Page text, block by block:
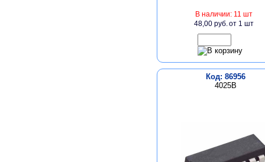
В наличии: 11 шт
48,00 руб.от 1 шт
Код: 86956
4025B